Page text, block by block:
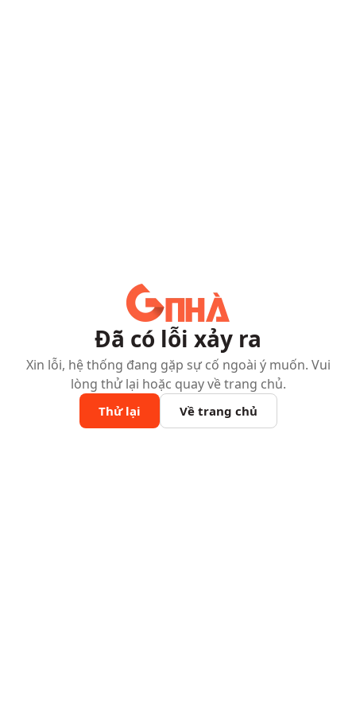
Đã có lỗi xảy ra
Xin lỗi, hệ thống đang gặp sự cố ngoài ý muốn. Vui
lòng thử lại hoặc quay về trang chủ.
Thử lại Về trang chủ